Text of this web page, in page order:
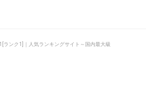
ランク1]｜人気ランキングサイト～国内最大級